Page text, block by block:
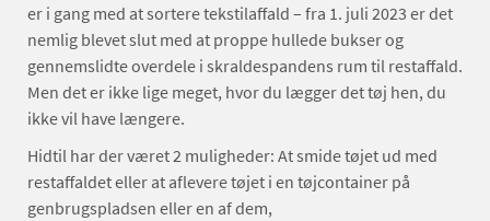
er i gang med at sortere tekstilaffald – fra 1. juli 2023 er det
nemlig blevet slut med at proppe hullede bukser og
gennemslidte overdele i skraldespandens rum til restaffald.
Men det er ikke lige meget, hvor du lægger det tøj hen, du
ikke vil have længere.
Hidtil har der været 2 muligheder: At smide tøjet ud med
restaffaldet eller at aflevere tøjet i en tøjcontainer på
genbrugspladsen eller en af dem,